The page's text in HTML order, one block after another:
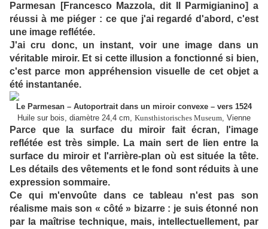
Parmesan [Francesco Mazzola, dit Il Parmigianino] a
réussi à me piéger : ce que j'ai regardé d'abord, c'est
une image reflétée.
J'ai cru donc, un instant, voir une image dans un
véritable miroir. Et si cette illusion a fonctionné si bien,
c'est parce mon appréhension visuelle de cet objet a
été instantanée.
Le Parmesan – Autoportrait dans un miroir convexe – vers 1524
Huile sur bois, diamètre 24,4 cm, Kunsthistorisches Museum, Vienne
Parce que la surface du miroir fait écran, l'image
reflétée est très simple. La main sert de lien entre la
surface du miroir et l'arrière-plan où est située la tête.
Les détails des vêtements et le fond sont réduits à une
expression sommaire.
Ce qui m'envoûte dans ce tableau n'est pas son
réalisme mais son « côté » bizarre : je suis étonné non
par la maîtrise technique, mais, intellectuellement, par